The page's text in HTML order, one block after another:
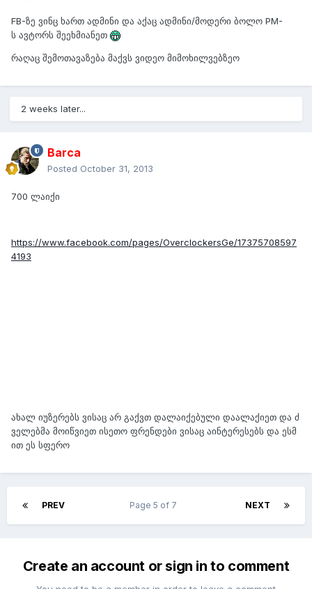
FB-ზე ვინც ხართ ადმინი და აქაც ადმინი/მოდერი ბოლო PM-
ს ავტორს შეეხმიანეთ
რაღაც შემოთავაზება მაქვს ვიდეო მიმოხილვებზეო
2 weeks later...
Barca
Posted October 31, 2013
700 ლაიქი
https://www.facebook.com/pages/OverclockersGe/17375708597
4193
ახალ იუზერებს ვისაც არ გაქვთ დალაიქებული დაალაქიეთ და ძ
ველებმა მოიწვიეთ ისეთო ფრენდები ვისაც აინტერესებს და ესმ
ით ეს სფერო
PREV NEXT
Page 5 of 7
Create an account or sign in to comment